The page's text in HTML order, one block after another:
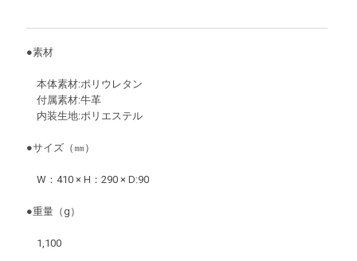
●素材
本体素材:ポリウレタン
付属素材:牛革
内装生地:ポリエステル
●サイズ（㎜）
W：410 × H：290 × D:90
●重量（g）
1,100